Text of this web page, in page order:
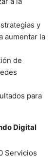
y
aumentar la
de
para
Digital
Servicios